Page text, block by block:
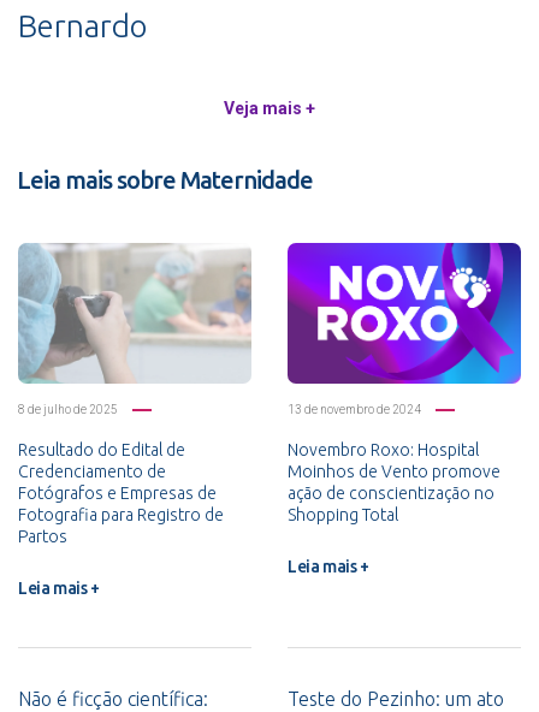
Bernardo
Veja mais +
Leia mais sobre Maternidade
8 de julho de 2025
Resultado do Edital de
Credenciamento de
Fotógrafos e Empresas de
Fotografia para Registro de
Partos
Leia mais +
13 de novembro de 2024
Novembro Roxo: Hospital
Moinhos de Vento promove
ação de conscientização no
Shopping Total
Leia mais +
Não é ficção científica:
Teste do Pezinho: um ato